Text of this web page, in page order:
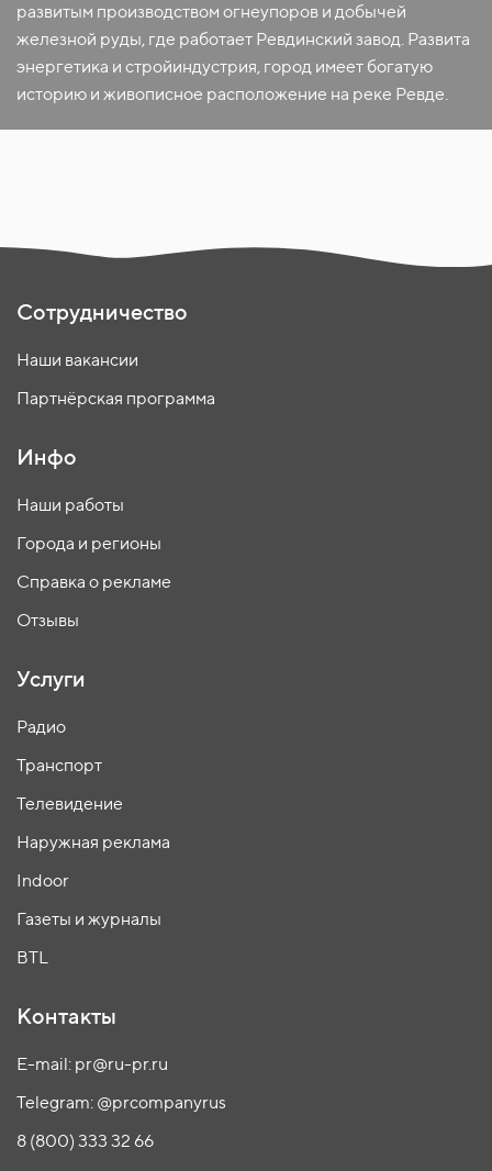
развитым производством огнеупоров и добычей
железной руды, где работает Ревдинский завод. Развита
энергетика и стройиндустрия, город имеет богатую
историю и живописное расположение на реке Ревде.
Сотрудничество
Наши вакансии
Партнёрская программа
Инфо
Наши работы
Города и регионы
Справка о рекламе
Отзывы
Услуги
Радио
Транспорт
Телевидение
Наружная реклама
Indoor
Газеты и журналы
BTL
Контакты
E-mail: pr@ru-pr.ru
Telegram: @prcompanyrus
8 (800) 333 32 66